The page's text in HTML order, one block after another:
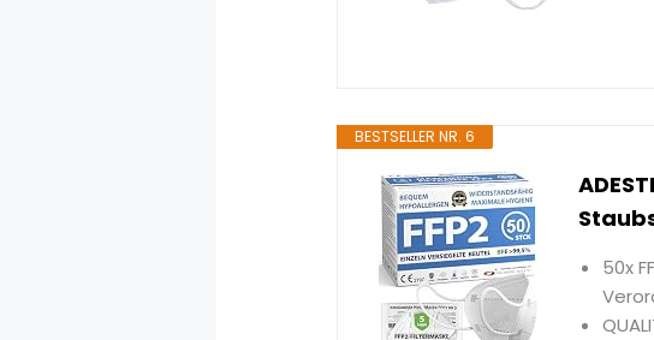
BESTSELLER NR. 6
50x